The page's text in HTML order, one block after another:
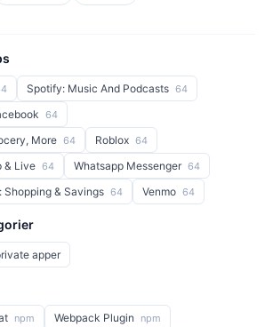
Spotify: Music And Podcasts 64
64
More 64 Roblox 64
& Live 64 Whatsapp Messenger 64
Shopping & Savings 64 Venmo 64
apper
npm Webpack Plugin npm